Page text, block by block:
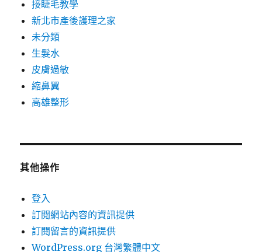
接睫毛教學
新北市產後護理之家
未分類
生髮水
皮膚過敏
縮鼻翼
高雄整形
其他操作
登入
訂閱網站內容的資訊提供
訂閱留言的資訊提供
WordPress.org 台灣繁體中文